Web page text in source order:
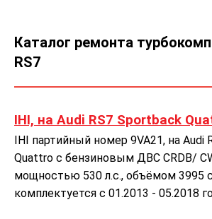
Каталог ремонта
RS7
IHI, на Audi RS7 Sportback
IHI партийный номер 9VA21, на Audi
Quattro с бензиновым ДВС CRDB/
мощностью 530 л.с., объёмом 3995
комплектуется с 01.2013 - 05.2018